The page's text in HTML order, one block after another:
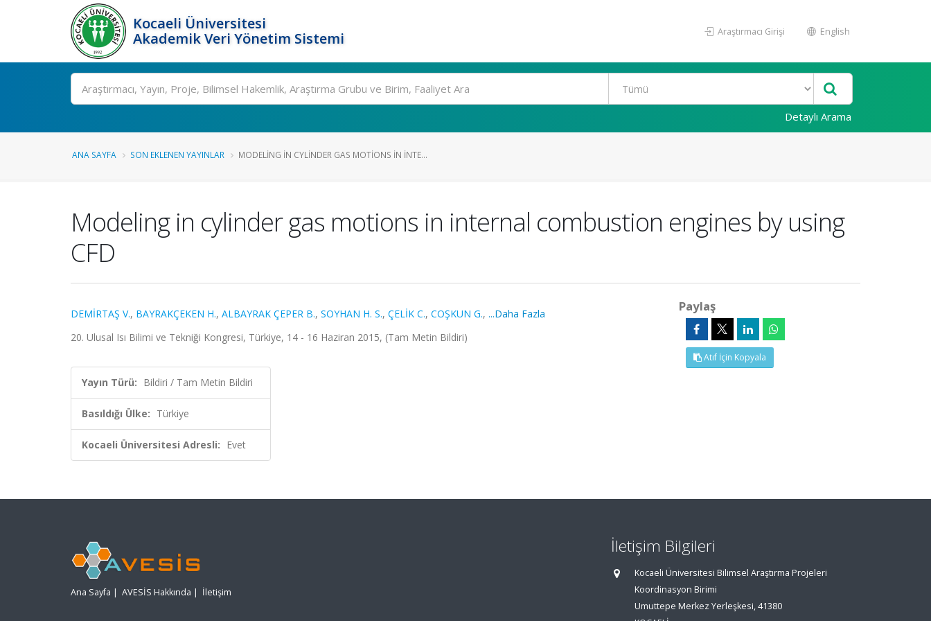
Kocaeli Üniversitesi
Akademik Veri Yönetim Sistemi
Araştırmacı Girişi English
Ara
Detaylı Arama
ANA SAYFA SON EKLENEN YAYINLAR MODELING IN CYLINDER GAS MOTIONS IN INTE...
Modeling in cylinder gas motions in internal combustion engines by using
CFD
DEMİRTAŞ V., BAYRAKÇEKEN H., ALBAYRAK ÇEPER B., SOYHAN H. S., ÇELİK C., COŞKUN G., ...Daha Fazla
20. Ulusal Isı Bilimi ve Tekniği Kongresi, Türkiye, 14 - 16 Haziran 2015, (Tam Metin Bildiri)
Yayın Türü: Bildiri / Tam Metin Bildiri
Basıldığı Ülke: Türkiye
Kocaeli Üniversitesi Adresli: Evet
Paylaş
Atıf İçin Kopyala
Ana Sayfa | AVESİS Hakkında | İletişim
İletişim Bilgileri
Kocaeli Üniversitesi Bilimsel Araştırma Projeleri
Koordinasyon Birimi
Umuttepe Merkez Yerleşkesi, 41380